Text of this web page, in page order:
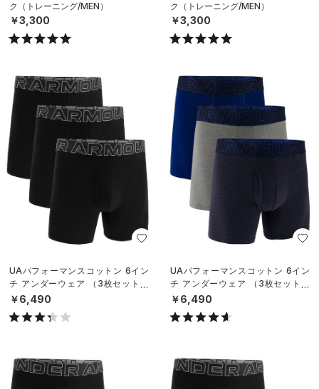
ク（トレーニング/MEN）
￥3,300
ク（トレーニング/MEN）
￥3,300
UAパフォーマンスコットン 6イン
チ アンダーウェア （3枚セット）
（トレーニング/MEN）
￥6,490
UAパフォーマンスコットン 6イン
チ アンダーウェア （3枚セット）
（トレーニング/MEN）
￥6,490